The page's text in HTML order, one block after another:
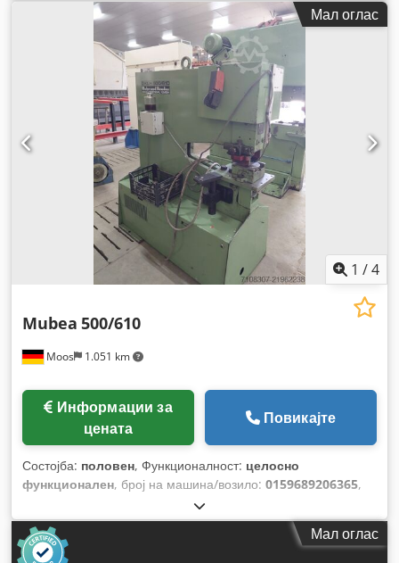
Мал оглас
1 /4
Moos 1.051 km
Mubea 500/610
цената
Повикајте
Состојба: половен, Функционалност: целосно
функционален, број на машина/возило: 0159689206365,
, влезна фреквенција:
Мал оглас